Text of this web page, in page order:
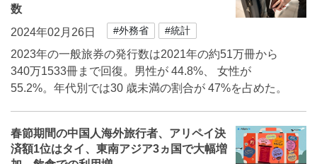
数
2024年02月26日
#外務省 #統計
2023年の一般旅券の発行数は2021年の約51万冊から
340万1533冊まで回復。男性が 44.8%、 女性が
55.2%。年代別では30 歳未満の割合が 47%を占めた。
春節期間の中国人海外旅行者、アリペイ決
済額1位はタイ、東南アジア3ヵ国で大幅増